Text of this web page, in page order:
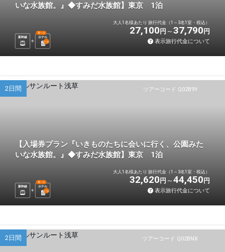
いな水族館。』◆すみだ水族館】東京 1泊
新幹線 ホテル
選べる
1 泊
大人1名様あたり 旅行代金（1～3名1室・税込）
27,100 円 37,790 円
表示旅行代金について
ツアーコード Q02B9Y
2日間
【入場券プラン『いきものたちに会いに行く、公園みた
いな水族館。』◆すみだ水族館】東京 1泊
新幹線 ホテル
選べる
1 泊
大人1名様あたり 旅行代金（1～3名1室・税込）
32,620 円 44,450 円
表示旅行代金について
ツアーコード Q02BNX
2日間